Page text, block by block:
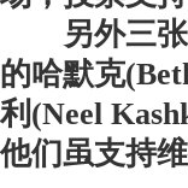
另外三
的哈默克
利(Neel
他们虽支持